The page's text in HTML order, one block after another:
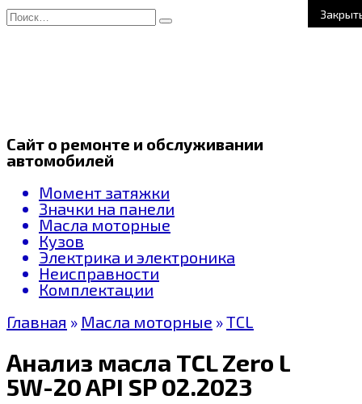
Перейти
к
Search
for:
Сайт о ремонте и обслуживании
автомобилей
Момент затяжки
Значки на панели
Масла моторные
Кузов
Электрика и электроника
Неисправности
Комплектации
Главная » Масла моторные »TCL
Анализ масла TCL Zero Line
5W-20 API SP 02.2023